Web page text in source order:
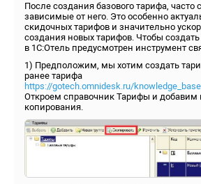
После создания базового тарифа, часто
зависимые от него. Это особенно
скидочных тарифов и значительно
создания новых тарифов. Чтобы
в 1С:Отель предусмотрен инструмент
1) Предположим, мы хотим создать
ранее тарифа
https://gotech.omnidesk.ru/
Откроем справочник Тарифы и добавим
копирования.